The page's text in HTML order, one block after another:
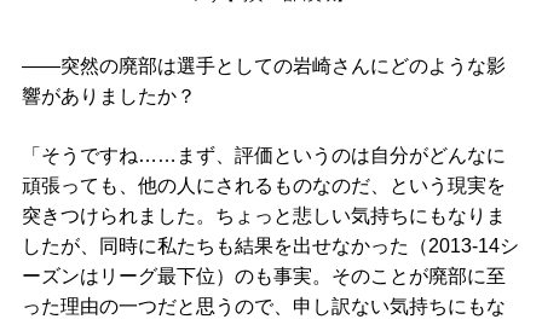
――突然の廃部は選手としての岩崎さんにどのような影
響がありましたか？
「そうですね……まず、評価というのは自分がどんなに
頑張っても、他の人にされるものなのだ、という現実を
突きつけられました。ちょっと悲しい気持ちにもなりま
したが、同時に私たちも結果を出せなかった（2013-14シ
ーズンはリーグ最下位）のも事実。そのことが廃部に至
った理由の一つだと思うので、申し訳ない気持ちにもな